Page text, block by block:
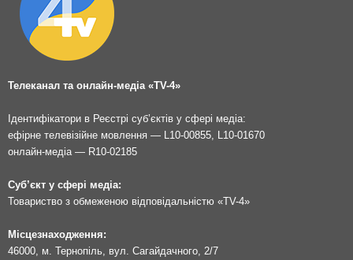
Телеканал та онлайн-медіа «TV-4»
Ідентифікатори в Реєстрі суб’єктів у сфері медіа:
ефірне телевізійне мовлення — L10-00855, L10-01670
онлайн-медіа — R10-02185
Суб’єкт у сфері медіа:
Товариство з обмеженою відповідальністю «TV-4»
Місцезнаходження:
46000, м. Тернопіль, вул. Сагайдачного, 2/7